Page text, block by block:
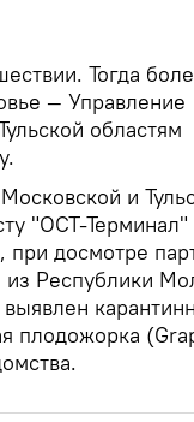
Тогда
— Управление
областям
и
"ОСТ-Терминал"
при досмотре
Республики
плодожорка